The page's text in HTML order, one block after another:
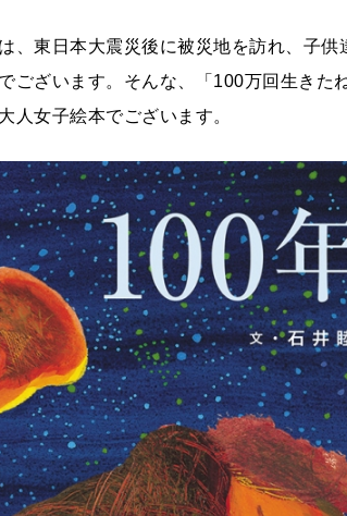
は、東日本大震災後に被災地を訪れ、子
ございます。そんな、「100万回生きた
人女子絵本でございます。